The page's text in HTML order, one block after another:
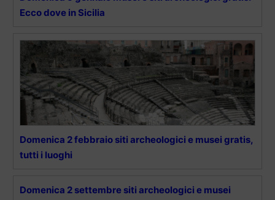
Ecco dove in Sicilia
Domenica 2 febbraio siti archeologici e musei gratis,
tutti i luoghi
Domenica 2 settembre siti archeologici e musei